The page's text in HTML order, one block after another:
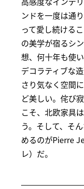
ンドを一度は通
って愛し続ける
の美学が宿るシ
想、何十年も使
デコラティブな
さり気なく空間
ど美しい。侘び
こそ、北欧家具
う。そして、そ
めるのがPierre
レ）だ。